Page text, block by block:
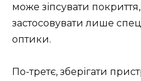
може зіпсувати покриття,
застосовувати лише
оптики.
По-третє, зберігати